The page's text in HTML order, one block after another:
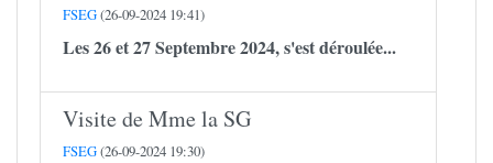
FSEG(26-09-2024 19:41)
Les 26 et 27 Septembre 2024, s'est déroulée...
Visite de Mme la SG
FSEG(26-09-2024 19:30)